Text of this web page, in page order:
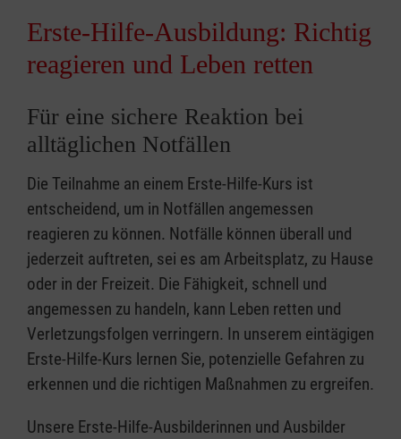
Erste-Hilfe-Ausbildung: Richtig
reagieren und Leben retten
Für eine sichere Reaktion bei
alltäglichen Notfällen
Die Teilnahme an einem Erste-Hilfe-Kurs ist
entscheidend, um in Notfällen angemessen
reagieren zu können. Notfälle können überall und
jederzeit auftreten, sei es am Arbeitsplatz, zu Hause
oder in der Freizeit. Die Fähigkeit, schnell und
angemessen zu handeln, kann Leben retten und
Verletzungsfolgen verringern. In unserem eintägigen
Erste-Hilfe-Kurs lernen Sie, potenzielle Gefahren zu
erkennen und die richtigen Maßnahmen zu ergreifen.
Unsere Erste-Hilfe-Ausbilderinnen und Ausbilder